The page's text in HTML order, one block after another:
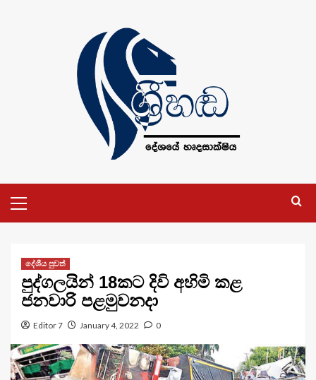
Menu
දේශීය පුවත්
පුද්ගලයින් 18කට දිවි අහිමි කළ
ජනවාරි පළමුවනදා
Editor 7 January 4, 2022 0